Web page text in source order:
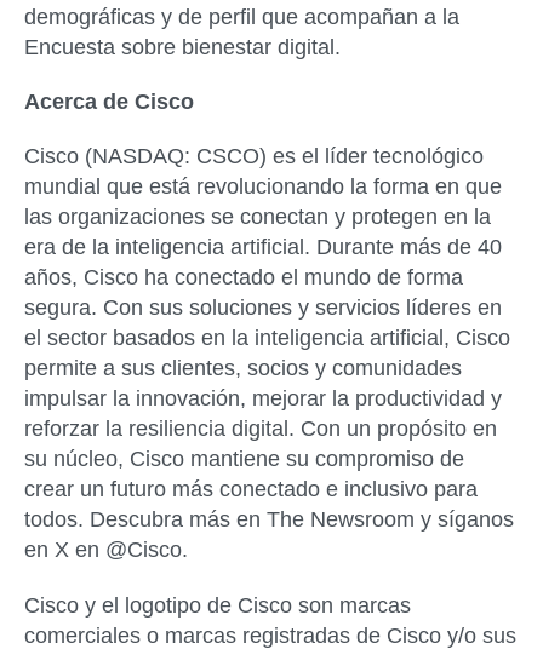
demográficas y de perfil que acompañan a la
Encuesta sobre bienestar digital.
Acerca de Cisco
Cisco (NASDAQ: CSCO) es el líder tecnológico
mundial que está revolucionando la forma en que
las organizaciones se conectan y protegen en la
era de la inteligencia artificial. Durante más de 40
años, Cisco ha conectado el mundo de forma
segura. Con sus soluciones y servicios líderes en
el sector basados en la inteligencia artificial, Cisco
permite a sus clientes, socios y comunidades
impulsar la innovación, mejorar la productividad y
reforzar la resiliencia digital. Con un propósito en
su núcleo, Cisco mantiene su compromiso de
crear un futuro más conectado e inclusivo para
todos. Descubra más en The Newsroom y síganos
en X en @Cisco.
Cisco y el logotipo de Cisco son marcas
comerciales o marcas registradas de Cisco y/o sus